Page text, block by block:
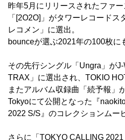
昨年5月にリリースされたファ
「[2O2O]」がタワーレコードス
レコメン」に選出。
bounceが選ぶ2021年の100枚に
その先行シングル「Ungra」が
TRAX」に選出され、TOKIO
またアルバム収録曲「続予報」
Tokyoにて公開となった『
2022 S/S』のコレクションムー
さらに「TOKYO CALLING 2021